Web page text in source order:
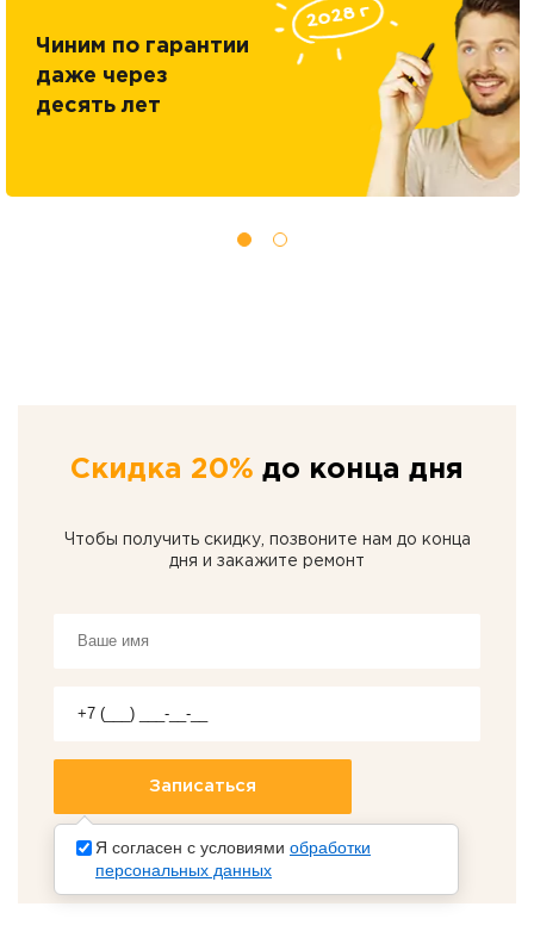
Чиним по гарантии
даже через
десять лет
Скидка 20% до конца дня
Чтобы получить скидку, позвоните нам до конца
дня и закажите ремонт
Я согласен с условиями обработки
персональных данных